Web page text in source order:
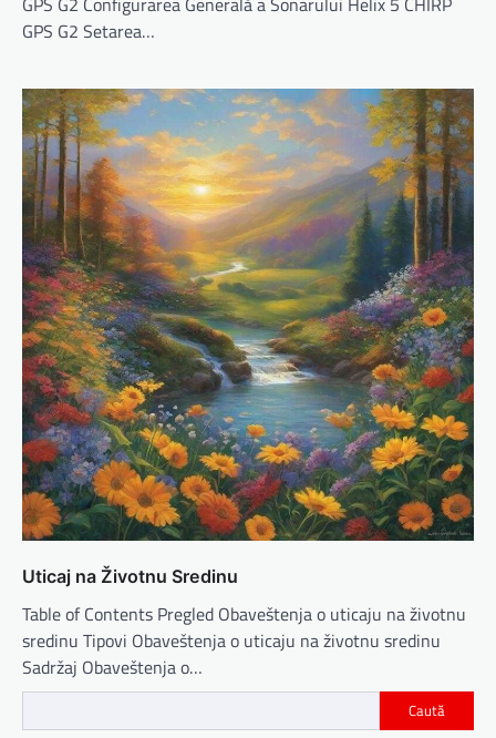
GPS G2 Setarea…
Uticaj na Životnu Sredinu
Table of Contents Pregled Obaveštenja o uticaju na životnu
sredinu Tipovi Obaveštenja o uticaju na životnu sredinu
Sadržaj Obaveštenja o…
Caută